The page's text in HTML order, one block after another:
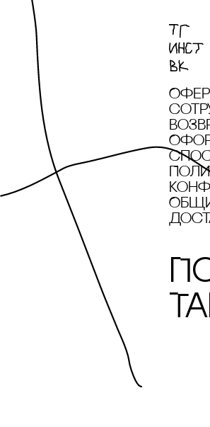
pole concept store
x Дарья Фетисова
pole concept store
Rizzoli New York
SAINTART
Sample x Дарья
Барыбина
Sample х Алексей
Дубинский
SHE IS MONO
Solid Water